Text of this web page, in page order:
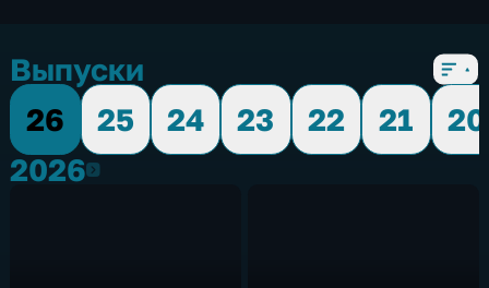
Выпуски
26
25 24 23 22 21
20
20262026